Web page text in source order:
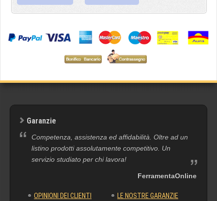
Garanzie
Competenza, assistenza ed affidabilità. Oltre ad un
listino prodotti assolutamente competitivo. Un
servizio studiato per chi lavora!
FerramentaOnline
OPINIONI DEI CLIENTI LE NOSTRE GARANZIE